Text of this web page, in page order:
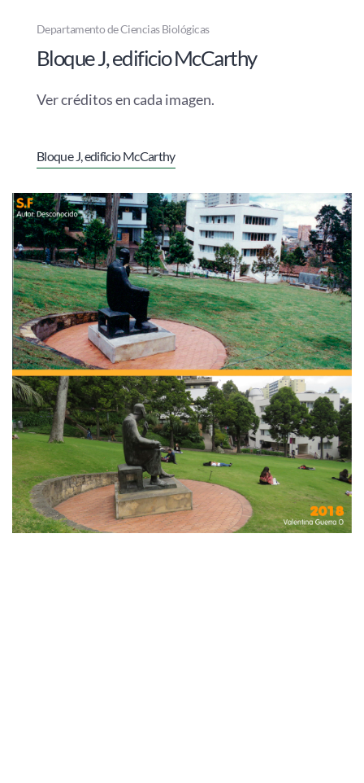
Departamento de Ciencias Biológicas
Bloque J, edificio McCarthy
Ver créditos en cada imagen.
Bloque J, edificio McCarthy